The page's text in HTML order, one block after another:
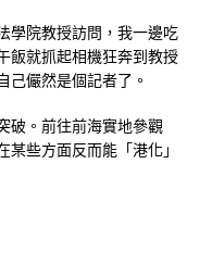
學院教授訪問，我一邊吃
飯就抓起相機狂奔到教授
己儼然是個記者了。
破。前往前海實地參觀
些方面反而能「港化」